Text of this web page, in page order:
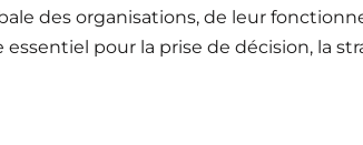
des organisations, de leur
pour la prise de décision, la